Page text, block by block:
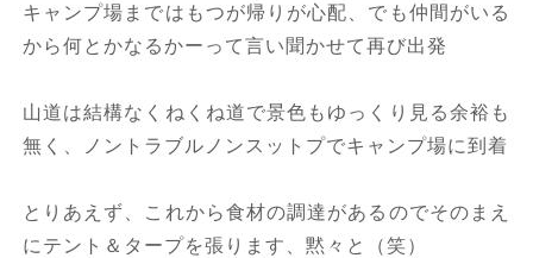
キャンプ場まではもつが帰りが心配、でも仲間がいる
から何とかなるかーって言い聞かせて再び出発
山道は結構なくねくね道で景色もゆっくり見る余裕も
無く、ノントラブルノンスットプでキャンプ場に到着
とりあえず、これから食材の調達があるのでそのまえ
にテント＆タープを張ります、黙々と（笑）